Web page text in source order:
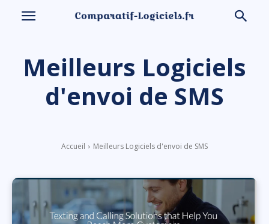
Meilleurs Logiciels
d'envoi de SMS
Accueil Meilleurs Logiciels d'envoi de SMS